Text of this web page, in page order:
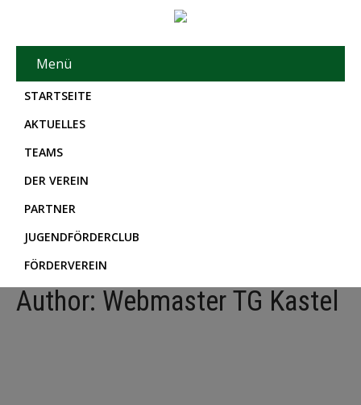
Menü
STARTSEITE
AKTUELLES
TEAMS
DER VEREIN
PARTNER
JUGENDFÖRDERCLUB
FÖRDERVEREIN
Author: Webmaster TG Kastel